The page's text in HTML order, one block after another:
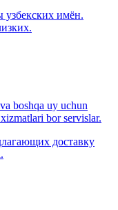
имён.
boshqa uy uchun
bor servislar.
доставку